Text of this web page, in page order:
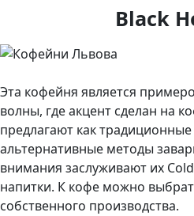
Black
Эта кофейня является
волны, где акцент сделан на
предлагают как традиционные
альтернативные методы
внимания заслуживают их
напитки. К кофе можно
собственного производства.